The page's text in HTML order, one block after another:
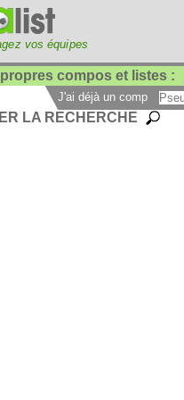
vos équipes
compos et listes :
J'ai déjà un compte :
LA RECHERCHE